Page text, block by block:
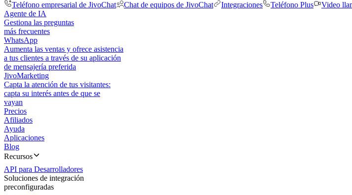
Teléfono empresarial de JivoChat
Chat de equipos de JivoChat Integraciones Teléfono Plus Video
Agente de IA
Gestiona las preguntas
más frecuentes
WhatsApp
Aumenta las ventas y ofrece asistencia
a tus clientes a través de su aplicación
de mensajería preferida
JivoMarketing
Capta la atención de tus visitantes:
capta su interés antes de que se
vayan
Precios
Afiliados
Ayuda
Aplicaciones
Blog
Recursos
API para Desarrolladores
Soluciones de integración
preconfiguradas